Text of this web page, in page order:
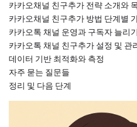
카카오채널 친구추가 전략 소개와
카카오채널 친구추가 방법 단계별
카카오톡 채널 운영과 구독자 늘리
카카오톡 채널 친구추가 설정 및 관
데이터 기반 최적화와 측정
자주 묻는 질문들
정리 및 다음 단계